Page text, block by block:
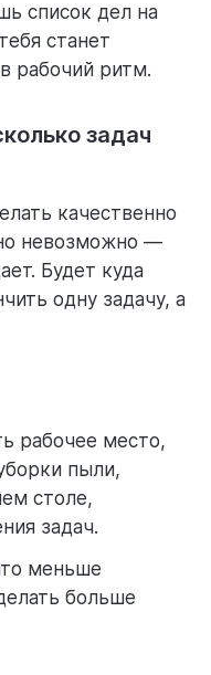
список дел на
станет
рабочий ритм.
задач
качественно
невозможно —
Будет куда
одну задачу, а
рабочее место,
пыли,
столе,
задач.
меньше
больше